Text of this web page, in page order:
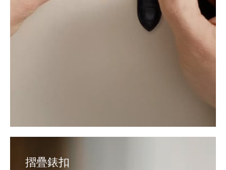
摺疊錶扣